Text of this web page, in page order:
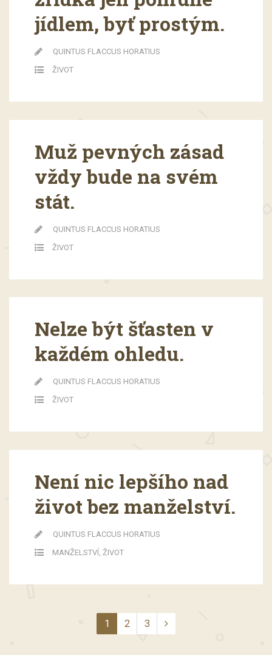
jídlem, byť prostým.
QUINTUS FLACCUS HORATIUS
ŽIVOT
Muž pevných zásad
vždy bude na svém
stát.
QUINTUS FLACCUS HORATIUS
ŽIVOT
Nelze být šťasten v
každém ohledu.
QUINTUS FLACCUS HORATIUS
ŽIVOT
Není nic lepšího nad
život bez manželství.
QUINTUS FLACCUS HORATIUS
MANŽELSTVÍ, ŽIVOT
1 2 3